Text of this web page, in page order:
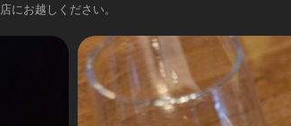
にお越しください。